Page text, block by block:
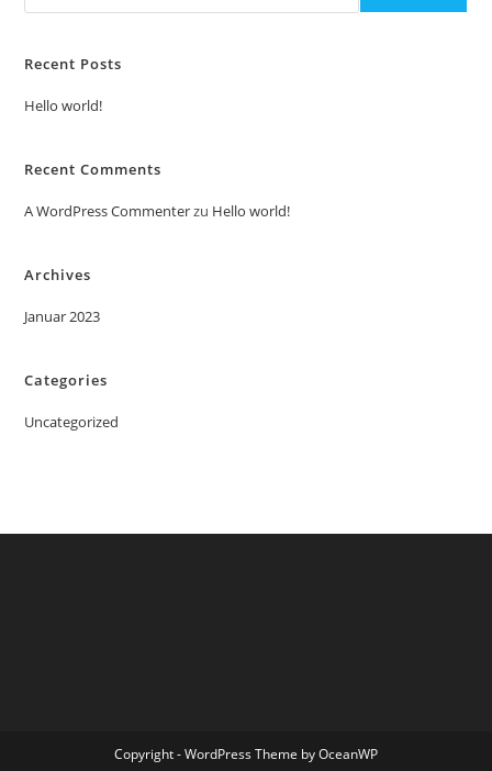
Recent Posts
Hello world!
Recent Comments
A WordPress Commenterzu Hello world!
Archives
Januar 2023
Categories
Uncategorized
Copyright - WordPress Theme by OceanWP